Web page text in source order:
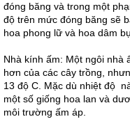
đóng băng và trong một
độ trên mức đóng băng sẽ
hoa phong lữ và hoa dâm
Nhà kính ấm: Một ngôi nhà
hơn của các cây trồng,
13 độ C. Mặc dù nhiệt độ
một số giống hoa lan và
môi trường ấm áp.